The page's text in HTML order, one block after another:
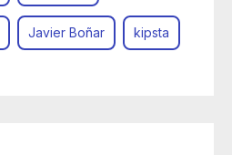
Javier Boñar kipsta